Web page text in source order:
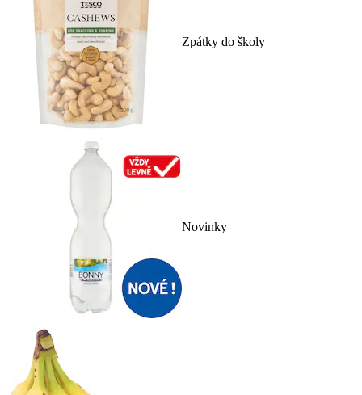
Zpátky do školy
Novinky